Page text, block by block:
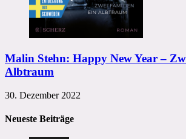
Malin Stehn: Happy New Year –
Albtraum
30. Dezember 2022
Neueste Beiträge